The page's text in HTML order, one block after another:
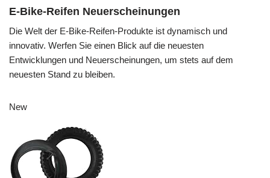
E-Bike-Reifen Neuerscheinungen
Die Welt der E-Bike-Reifen-Produkte ist dynamisch und
innovativ. Werfen Sie einen Blick auf die neuesten
Entwicklungen und Neuerscheinungen, um stets auf dem
neuesten Stand zu bleiben.
New